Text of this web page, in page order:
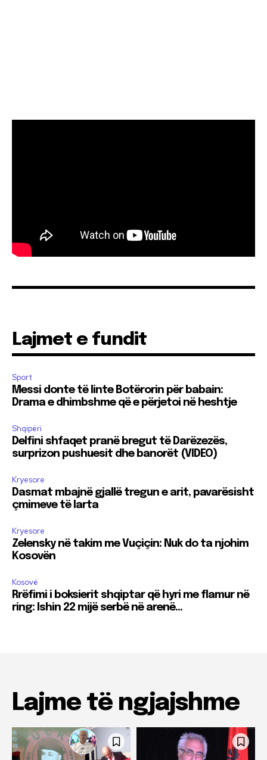
Lajmet e fundit
Sport
Messi donte të linte Botërorin për babain:
Drama e dhimbshme që e përjetoi në heshtje
Shqipëri
Delfini shfaqet pranë bregut të Darëzezës,
surprizon pushuesit dhe banorët (VIDEO)
Kryesore
Dasmat mbajnë gjallë tregun e arit, pavarësisht
çmimeve të larta
Kryesore
Zelensky në takim me Vuçiçin: Nuk do ta njohim
Kosovën
Kosovë
Rrëfimi i boksierit shqiptar që hyri me flamur në
ring: Ishin 22 mijë serbë në arenë…
Lajme të ngjajshme